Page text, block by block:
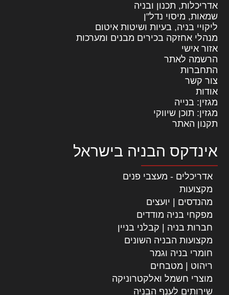
אדריכלות, תכנון ובניה
שמאות, מיסוי נדל"ן
ליקויי בניה, בעיות ושיטות איטום
מנהלי אחזקה בכירים מבנים ומערכות
אזור אישי
הרשמה לאתר
התחברות
צור קשר
אודות
מגזין: בנייה
מגזין: תוכן שיווקי
תקנון האתר
אינדקס הבניה בישראל
אדריכלים - מעצבי פנים
מקצועות
מהנדסים | יועצים
מפקחי בניה מודדים
חברות בניה | קבלני בניין
מקצועות הבניה השונים
חומרי בניה וגמר
ריהוט | מטבחים
מוצרי חשמל ואלקטרוניקה
שירותים לענף הבניה